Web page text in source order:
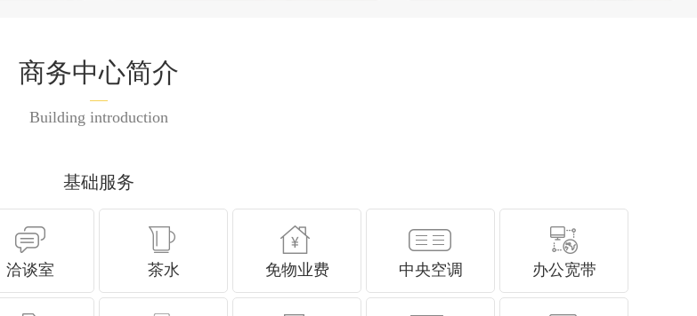
商务中心简介
Building introduction
基础服务
洽谈室 茶水 免物业费 中央空调 办公宽带